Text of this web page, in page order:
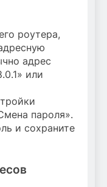
роутера,
адрес
или
пароля».
и сохраните